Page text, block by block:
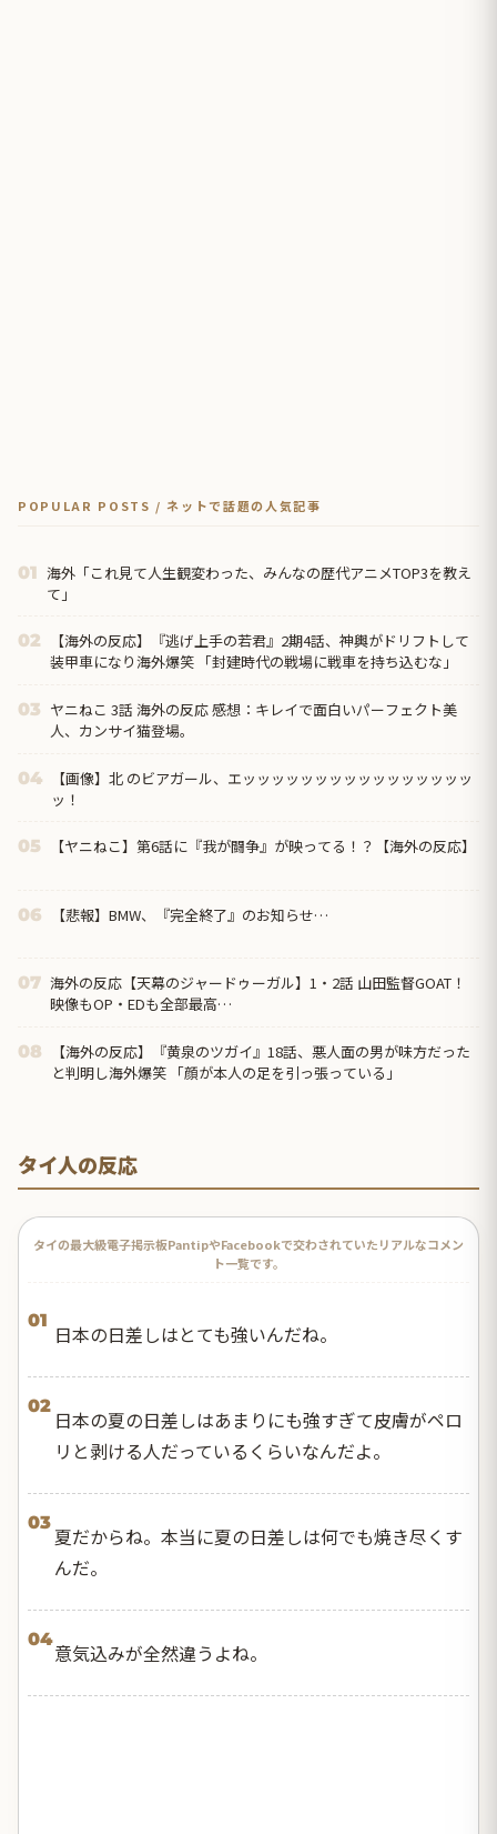
POPULAR POSTS / ネットで話題の人気記事
01 海外「これ見て人生観変わった、みんなの歴代アニメTOP3を教え
て」
02
【海外の反応】『逃げ上手の若君』2期4話、神輿がドリフトして
装甲車になり海外爆笑 「封建時代の戦場に戦車を持ち込むな」
03 ヤニねこ 3話 海外の反応 感想：キレイで面白いパーフェクト美
人、カンサイ猫登場。
04
【画像】北 のビアガール、エッッッッッッッッッッッッッッッッ
ッ！
05 【ヤニねこ】第6話に『我が闘争』が映ってる！？【海外の反応】
06 【悲報】BMW、『完全終了』のお知らせ…
07 海外の反応【天幕のジャードゥーガル】1・2話 山田監督GOAT！
映像もOP・EDも全部最高…
08
【海外の反応】『黄泉のツガイ』18話、悪人面の男が味方だった
と判明し海外爆笑 「顔が本人の足を引っ張っている」
タイ人の反応
タイの最大級電子掲示板PantipやFacebookで交わされていたリアルなコメン
ト一覧です。
01
日本の日差しはとても強いんだね。
02
日本の夏の日差しはあまりにも強すぎて皮膚がペロ
リと剥ける人だっているくらいなんだよ。
03
夏だからね。本当に夏の日差しは何でも焼き尽くす
んだ。
04
意気込みが全然違うよね。